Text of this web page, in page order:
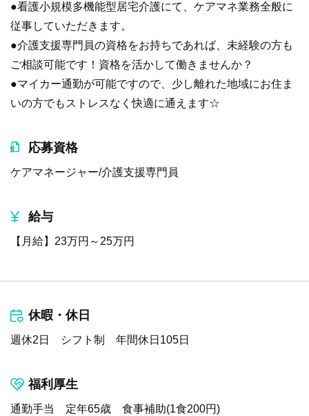
●看護小規模多機能型居宅介護にて、ケアマネ業務全般に
従事していただきます。
●介護支援専門員の資格をお持ちであれば、未経験の方も
ご相談可能です！資格を活かして働きませんか？
●マイカー通勤が可能ですので、少し離れた地域にお住ま
いの方でもストレスなく快適に通えます☆
応募資格
ケアマネージャー/介護支援専門員
給与
【月給】23万円～25万円
休暇・休日
週休2日 シフト制 年間休日105日
福利厚生
通勤手当 定年65歳 食事補助(1食200円)